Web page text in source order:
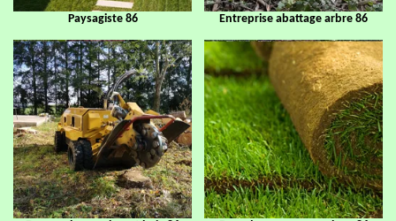
Paysagiste 86 Entreprise abattage arbre 86